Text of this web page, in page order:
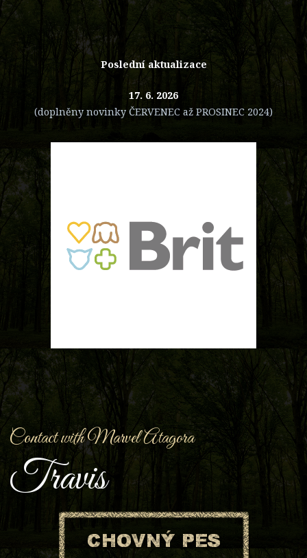
Poslední aktualizace
17. 6. 2026
(doplněny novinky ČERVENEC až PROSINEC 2024)
Contact with Marvel Atagora
Travis